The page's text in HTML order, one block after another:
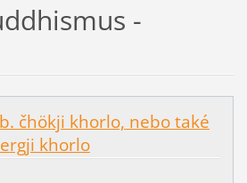
-
čhökji khorlo, nebo také
khorlo